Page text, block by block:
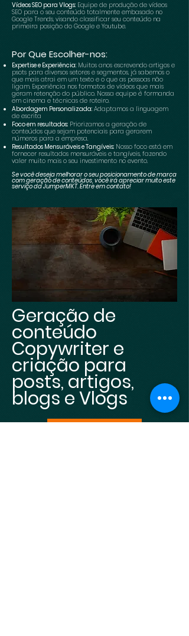
Vídeos SEO para Vlogs: Equipe de produção de vídeos
SEO para o seu conteúdo totalmente embasado no
Google Trends, visando classificar seu conteúdo na
primeira posição do Google e Youtube.
Por Que Escolher-nos:
Expertise e Experiência: Muitos anos escrevendo artigos e
psots para diversos setores e segmentos, já sabemos o
que mais atrai em um texto e o que as pessoas não
ligam. Experiência nos formatos de vídeos que mais
geram retenção do público. Nossa equipe é formanda
em cinema e técnicas de roteiro.
Abordagem Personalizada: Adaptamos a linguagem
de escrita
Foco em resultados: Priorizamos a geração de
conteúdos que sejam potenciais para gerarem
números para a empresa.
Resultados Mensuráveis e Tangíveis: Nosso foco está em
fornecer resultados mensuráveis e tangíveis, fazendo
valer muito mais o seu investimento no evento.
Se você deseja melhorar o seu posicionamento de marca
com geração de conteúdos, você irá apreciar muito este
serviço da JumperMKT. Entre em contato!
Geração de
conteúdo
Copywriter e
criação para
posts, artigos,
blogs e Vlogs